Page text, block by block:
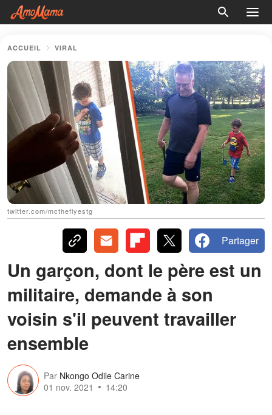
ACCUEIL VIRAL
twitter.com/mctheflyestg
Partager
Un garçon, dont le père est un
militaire, demande à son
voisin s'il peuvent travailler
ensemble
Par Nkongo Odile Carine
01 nov. 2021
14:20